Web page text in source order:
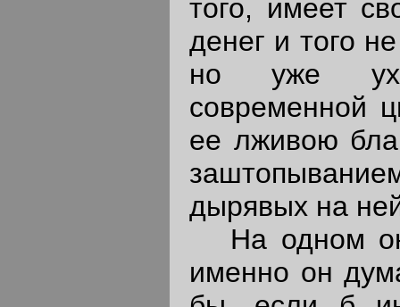
того, имеет
денег и того
но уже
современной
ее лживою
дырявых на
На одном он
именно он